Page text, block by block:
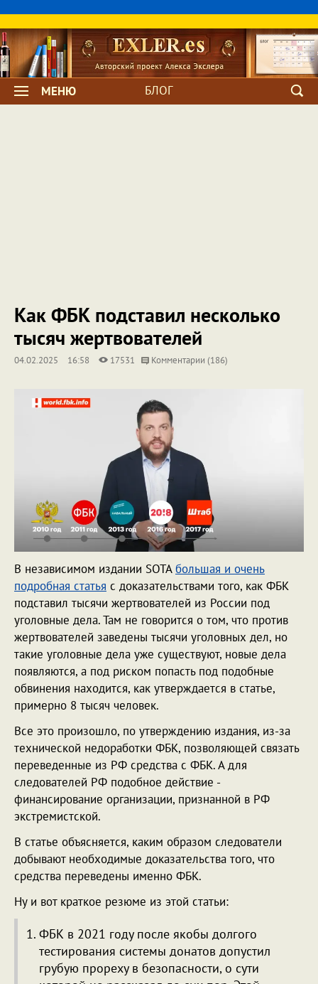
МЕНЮ БЛОГ
Как ФБК подставил несколько
тысяч жертвователей
04.02.2025 16:58 17531 Комментарии (186)
В независимом издании SOTAбольшая и очень
подробная статья с доказательствами того, как ФБК
подставил тысячи жертвователей из России под
уголовные дела. Там не говорится о том, что против
жертвователей заведены тысячи уголовных дел, но
такие уголовные дела уже существуют, новые дела
появляются, а под риском попасть под подобные
обвинения находится, как утверждается в статье,
примерно 8 тысяч человек.
Все это произошло, по утверждению издания, из-за
технической недоработки ФБК, позволяющей связать
переведенные из РФ средства с ФБК. А для
следователей РФ подобное действие -
финансирование организации, признанной в РФ
экстремистской.
В статье объясняется, каким образом следователи
добывают необходимые доказательства того, что
средства переведены именно ФБК.
Ну и вот краткое резюме из этой статьи:
ФБК в 2021 году после якобы долгого
тестирования системы донатов допустил
грубую прореху в безопасности, о сути